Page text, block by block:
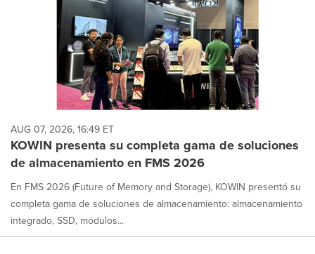
each
option
is
selected.
AUG 07, 2026, 16:49 ET
KOWIN presenta su completa gama de soluciones
de almacenamiento en FMS 2026
En FMS 2026 (Future of Memory and Storage), KOWIN presentó su
completa gama de soluciones de almacenamiento: almacenamiento
integrado, SSD, módulos...